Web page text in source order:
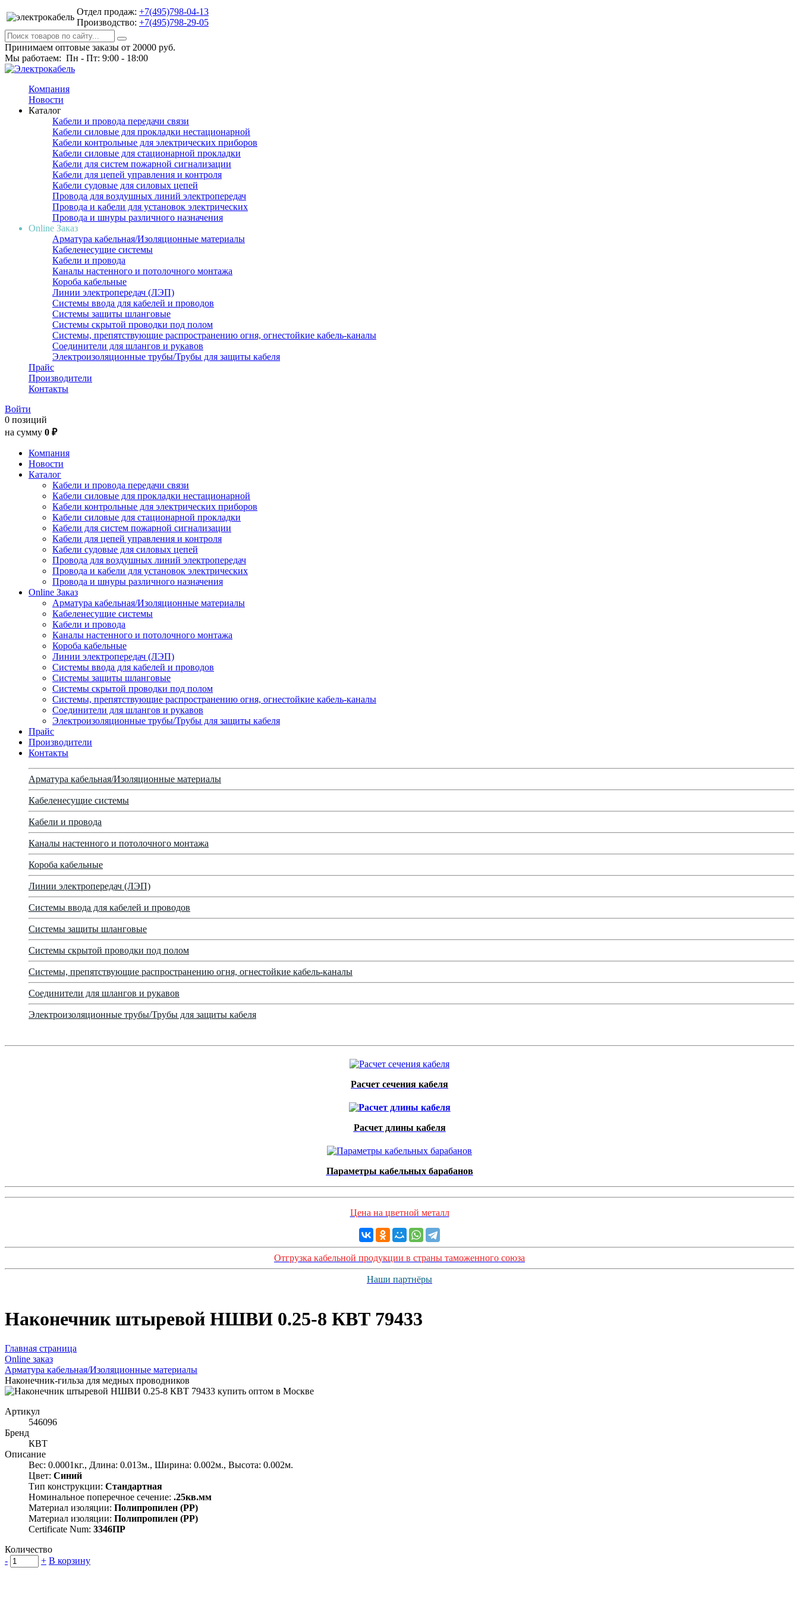
Отдел продаж: +7(495)798-04-13
Производство: +7(495)798-29-05
Принимаем оптовые заказы от 20000 руб.
Мы работаем: Пн - Пт: 9:00 - 18:00
Компания
Новости
Каталог
Кабели и провода передачи связи
Кабели силовые для прокладки нестационарной
Кабели контрольные для электрических приборов
Кабели силовые для стационарной прокладки
Кабели для систем пожарной сигнализации
Кабели для цепей управления и контроля
Кабели судовые для силовых цепей
Провода для воздушных линий электропередач
Провода и кабели для установок электрических
Провода и шнуры различного назначения
Online Заказ
Арматура кабельная/Изоляционные материалы
Кабеленесущие системы
Кабели и провода
Каналы настенного и потолочного монтажа
Короба кабельные
Линии электропередач (ЛЭП)
Системы ввода для кабелей и проводов
Системы защиты шланговые
Системы скрытой проводки под полом
Системы, препятствующие распространению огня, огнестойкие кабель-каналы
Соединители для шлангов и рукавов
Электроизоляционные трубы/Трубы для защиты кабеля
Прайс
Производители
Контакты
Войти
0 позиций
на сумму 0 ₽
Компания
Новости
Каталог
Кабели и провода передачи связи
Кабели силовые для прокладки нестационарной
Кабели контрольные для электрических приборов
Кабели силовые для стационарной прокладки
Кабели для систем пожарной сигнализации
Кабели для цепей управления и контроля
Кабели судовые для силовых цепей
Провода для воздушных линий электропередач
Провода и кабели для установок электрических
Провода и шнуры различного назначения
Online Заказ
Арматура кабельная/Изоляционные материалы
Кабеленесущие системы
Кабели и провода
Каналы настенного и потолочного монтажа
Короба кабельные
Линии электропередач (ЛЭП)
Системы ввода для кабелей и проводов
Системы защиты шланговые
Системы скрытой проводки под полом
Системы, препятствующие распространению огня, огнестойкие кабель-каналы
Соединители для шлангов и рукавов
Электроизоляционные трубы/Трубы для защиты кабеля
Прайс
Производители
Контакты
Арматура кабельная/Изоляционные материалы
Кабеленесущие системы
Кабели и провода
Каналы настенного и потолочного монтажа
Короба кабельные
Линии электропередач (ЛЭП)
Системы ввода для кабелей и проводов
Системы защиты шланговые
Системы скрытой проводки под полом
Системы, препятствующие распространению огня, огнестойкие кабель-каналы
Соединители для шлангов и рукавов
Электроизоляционные трубы/Трубы для защиты кабеля
Расчет сечения кабеля
Расчет длины кабеля
Параметры кабельных барабанов
Цена на цветной металл
Отгрузка кабельной продукции в страны таможенного союза
Наши партнёры
Наконечник штыревой НШВИ 0.25-8 КВТ 79433
Главная страница
Оnline заказ
Арматура кабельная/Изоляционные материалы
Наконечник-гильза для медных проводников
Артикул
546096
Бренд
КВТ
Описание
Вес: 0.0001кг., Длина: 0.013м., Ширина: 0.002м., Высота: 0.002м.
Цвет: Синий
Тип конструкции: Стандартная
Номинальное поперечное сечение: .25кв.мм
Материал изоляции: Полипропилен (PP)
Материал изоляции: Полипропилен (PP)
Certificate Num: 3346ПР
Количество
-
+ В корзину